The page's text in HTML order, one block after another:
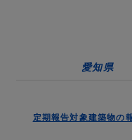
愛知県
定期報告対象建築物の